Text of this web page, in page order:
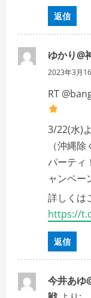
返信
ゆかり@
2023年3月
RT
3/22(水)
（沖縄
パーティ
ャンペー
詳しくは
https://
返信
今井あゆ